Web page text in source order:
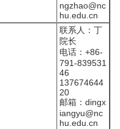
ngzhao@nc
hu.edu.cn
联系人：丁
院长
电话：+86-
791-839531
46
137674644
20
邮箱：dingx
iangyu@nc
hu.edu.cn